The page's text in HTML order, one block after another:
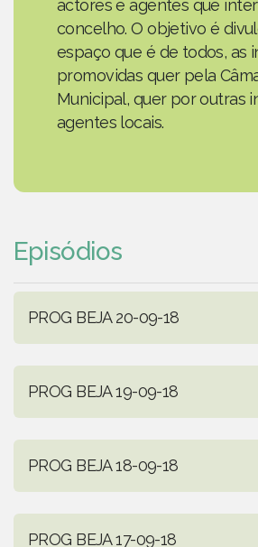
actores e agentes que
concelho. O objetivo é
espaço que é de todos, as
promovidas quer pela
Municipal, quer por outras
agentes locais.
Episódios
PROG BEJA 20-09-18
PROG BEJA 19-09-18
PROG BEJA 18-09-18
PROG BEJA 17-09-18